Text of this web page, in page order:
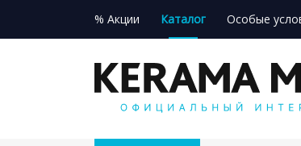
% Акции Каталог Особые